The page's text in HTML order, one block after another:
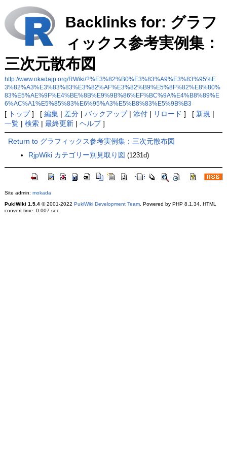
Backlinks for: グラフ
ィックス参考実例集：
三次元散布図
http://www.okadajp.org/RWiki/?%E3%82%B0%E3%83%A9%E3%83%95%E
3%82%A3%E3%83%83%E3%82%AF%E3%82%B9%E5%8F%82%E8%80%
83%E5%AE%9F%E4%BE%8B%E9%9B%86%EF%BC%9A%E4%B8%89%E
6%AC%A1%E5%85%83%E6%95%A3%E5%B8%83%E5%9B%B3
[ トップ] [ 編集| 差分| バックアップ| 添付| リロード ] [ 新規 |
一覧| 検索| 最終更新| ヘルプ]
Return to グラフィックス参考実例集：三次元散布図
RjpWiki カテゴリー別見取り図 (1231d)
Site admin: mokada
PukiWiki 1.5.4© 2001-2022 PukiWiki Development Team. Powered by PHP 8.1.34. HTML
convert time: 0.007 sec.